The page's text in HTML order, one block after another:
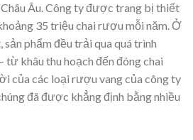
Âu. Công ty được trang bị thiết
35 triệu chai rượu mỗi năm. Ở
sản phẩm đều trải qua quá trình
từ khâu thu hoạch đến đóng chai
của các loại rượu vang của công ty
đã được khẳng định bằng nhiều